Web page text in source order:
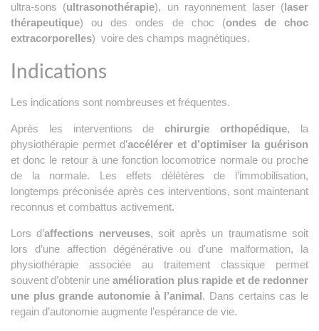
ultra-sons (ultrasonothérapie), un rayonnement laser (laser
thérapeutique) ou des ondes de choc (ondes de choc
extracorporelles) voire des champs magnétiques.
Indications
Les indications sont nombreuses et fréquentes.
Après les interventions dechirurgie orthopédique, la
physiothérapie permet d’accélérer et d’optimiser la guérison
et donc le retour à une fonction locomotrice normale ou proche
de la normale. Les effets délétères de l’immobilisation,
longtemps préconisée après ces interventions, sont maintenant
reconnus et combattus activement.
Lors d’affections nerveuses, soit après un traumatisme soit
lors d’une affection dégénérative ou d'une malformation, la
physiothérapie associée au traitement classique permet
souvent d’obtenir une amélioration plus rapide et de redonner
une plus grande autonomie à l’animal. Dans certains cas le
regain d’autonomie augmente l’espérance de vie.